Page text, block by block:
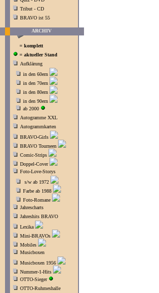
Tribut - CD
BRAVO ist 55
ARCHIV
= komplett
= aktueller Stand
Aufklärung
in den 60ern
in den 70ern
in den 80ern
in den 90ern
ab 2000
Autogramme XXL
Autogrammkarten
BRAVO-Girls
BRAVO Tourneen
Comic-Strips
Doppel-Cover
Foto-Love-Storys
s/w ab 1972
Farbe ab 1988
Foto-Romane
Jahrescharts
Jahreshits BRAVO
Lexika
Mini-BRAVOs
Mobiles
Musicboxen
Musicboxen 1956
Nummer-1-Hits
OTTO-Sieger
OTTO-Ruhmeshalle